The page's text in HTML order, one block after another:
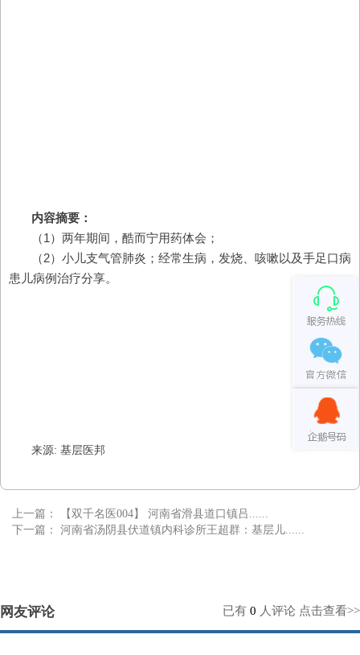
内容摘要：
（1）两年期间，酷而宁用药体会；
（2）小 儿支气管肺炎；经常生病，发烧、咳嗽以及手足口病
患儿病例治疗分享。
来源: 基层医邦
上一篇：
【双千名医004】 河南省滑县道口镇吕......
下一篇：
河南省汤阴县伏道镇内科诊所王超群：基层儿......
网友评论 已有 0 人评论 点击查看>>